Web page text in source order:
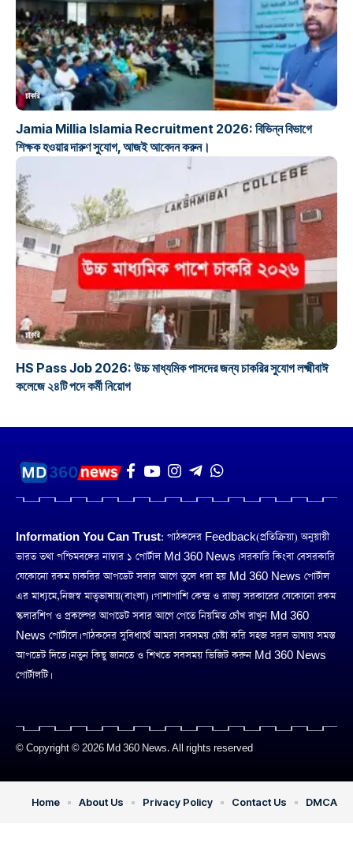
চাকরি
Jamia Millia Islamia Recruitment 2026: বিভিন্ন বিভাগে
শিক্ষক হওয়ার দারুণ সুযোগ, আজই আবেদন করুন।
চাকরি
HS Pass Job 2026: উচ্চ মাধ্যমিক পাসদের জন্য চাকরির সুযোগ লক্ষ্মীবাঈ
কলেজে ২৪টি পদে কর্মী নিয়োগ
Information You Can Trust: পাঠকদের Feedback(প্রতিক্রিয়া) অনুয়ায়ী
ভারত তথা পশ্চিমবঙ্গের নাম্বার ১ পোর্টাল Md 360 News। সরকারি কিংবা বেসরকারি
যেকোনো রকম চাকরির আপডেট সবার আগে তুলে ধরা হয় Md 360 News পোর্টাল
এর মাধ্যমে,নিজস্ব মাতৃভাষায়(বাংলা)। পাশাপাশি কেন্দ্র ও রাজ্য সরকারের যেকোনো রকম
স্কলারশিপ ও প্রকল্পের আপডেট সবার আগে পেতে নিয়মিত চোঁখ রাখুন Md 360
News পোর্টালে। পাঠকদের সুবিধার্থে আমরা সবসময় চেষ্টা করি সহজ সরল ভাষায় সমস্ত
আপডেট দিতে। নতুন কিছু জানতে ও শিখতে সবসময় ভিজিট করুন Md 360 News
পোর্টালটি।
© Copyright © 2026 Md 360 News. All rights reserved
Home About Us Privacy Policy Contact Us DMCA